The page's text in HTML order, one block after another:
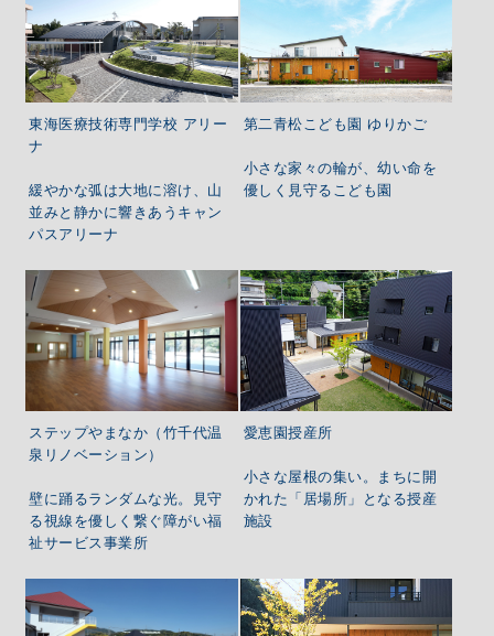
東海医療技術専門学校 アリー
ナ
緩やかな弧は大地に溶け、山
並みと静かに響きあうキャン
パスアリーナ
第二青松こども園 ゆりかご
小さな家々の輪が、幼い命を
優しく見守るこども園
ステップやまなか（竹千代温
泉リノベーション）
壁に踊るランダムな光。見守
る視線を優しく繋ぐ障がい福
祉サービス事業所
愛恵園授産所
小さな屋根の集い。まちに開
かれた「居場所」となる授産
施設